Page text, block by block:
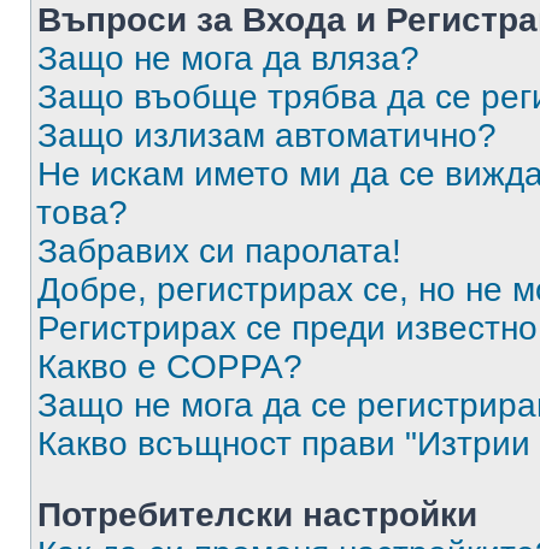
Въпроси за Входа и
Защо не мога да вляза?
Защо въобще трябва да се
Защо излизам автоматично?
Не искам името ми да се
това?
Забравих си паролата!
Добре, регистрирах се, но не
Регистрирах се преди
Какво е COPPA?
Защо не мога да се
Какво всъщност прави "Изтрии
Потребителски настройки